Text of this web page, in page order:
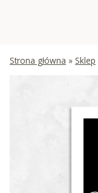
Strona główna » Sklep